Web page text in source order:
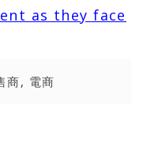
as they face
商, 電商